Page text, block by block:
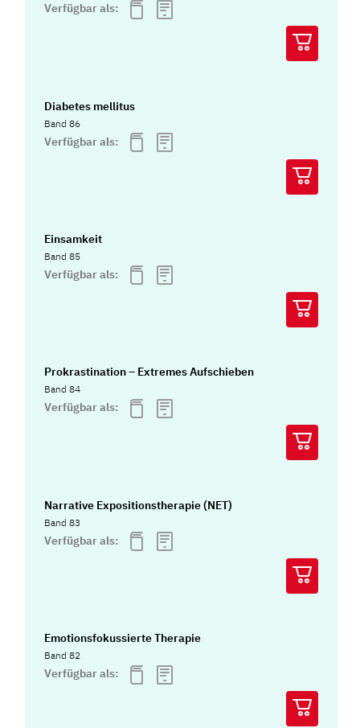
Verfügbar als:
Diabetes mellitus
Band 86
Verfügbar als:
Einsamkeit
Band 85
Verfügbar als:
Prokrastination – Extremes Aufschieben
Band 84
Verfügbar als:
Narrative Expositionstherapie (NET)
Band 83
Verfügbar als:
Emotionsfokussierte Therapie
Band 82
Verfügbar als: